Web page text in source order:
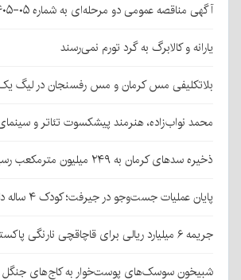
آگهی مناقصه عمومی دو مرحله‌ای به شماره ۰۵-۱۴۰۵ (تجدید اول)
یارانه و کالابرگ به گرد تورم نمی‌رسند
بلاتکلیفی مس کرمان و مس رفسنجان در لیگ
محمد نواب‌زاده، هنرمند پیشکسوت تئاتر و
ذخیره سدهای کرمان به ۲۴۹ میلیون مترمکعب رسید
پایان عملیات جست‌وجو در جیرفت؛ کودک ۴ ساله دلفاردی پیدا شد
جریمه ۶ میلیارد ریالی برای قاچاقچی نارنگی پاکستانی در بافت
شبیخون سوسک‌های پوست‌خوار به کاج‌های جنگل